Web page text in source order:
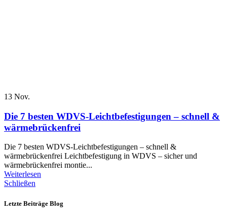
13 Nov.
Die 7 besten WDVS-Leichtbefestigungen – schnell &
wärmebrückenfrei
Die 7 besten WDVS-Leichtbefestigungen – schnell &
wärmebrückenfrei Leichtbefestigung in WDVS – sicher und
wärmebrückenfrei montie...
Weiterlesen
Schließen
Letzte Beiträge Blog